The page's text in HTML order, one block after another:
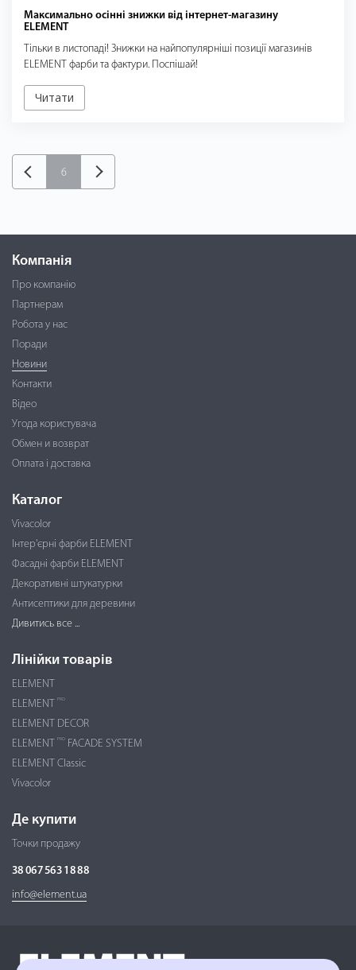
Максимально осінні знижки від інтернет-магазину
ELEMENT
Тільки в листопаді! Знижки на найпопулярніші позиції магазинів
ELEMENT фарби та фактури. Поспішай!
Читати
6
Компанія
Про компанію
Партнерам
Робота у нас
Поради
Новини
Контакти
Відео
Угода користувача
Обмен и возврат
Оплата і доставка
Каталог
Vivacolor
Інтер'єрні фарби ELEMENT
Фасадні фарби ELEMENT
Декоративні штукатурки
Антисептики для деревини
Дивитись все ...
Лінійки товарів
ELEMENT
ELEMENT
PRO
ELEMENT DECOR
ELEMENT
PRO
FACADE SYSTEM
ELEMENT Classic
Vivacolor
Де купити
Точки продажу
38 067 563 18 88
info@element.ua